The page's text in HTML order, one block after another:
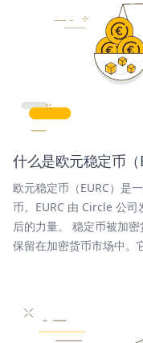
什么是欧元稳定币（
欧元稳定币（EURC）是
币。EURC 由 Circle 公
后的力量。 稳定币被加
保留在加密货币市场中。